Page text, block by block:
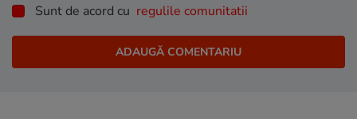
Sunt de acord cu regulile comunitatii